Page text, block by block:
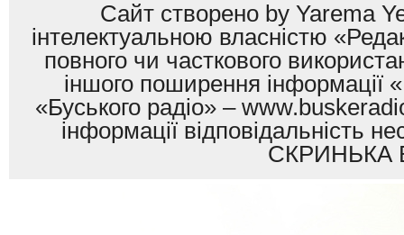
Сайт створено by Yarema
інтелектуальною власністю
повного чи часткового
іншого поширення інформації
«Буського радіо» –
інформації
СКРИНЬКА